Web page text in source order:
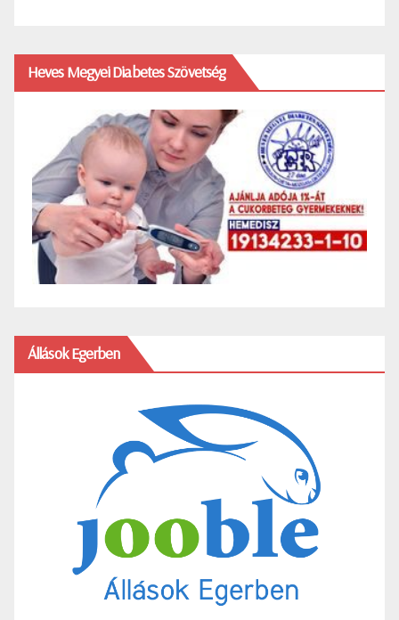
Heves Megyei Diabetes Szövetség
Állások Egerben